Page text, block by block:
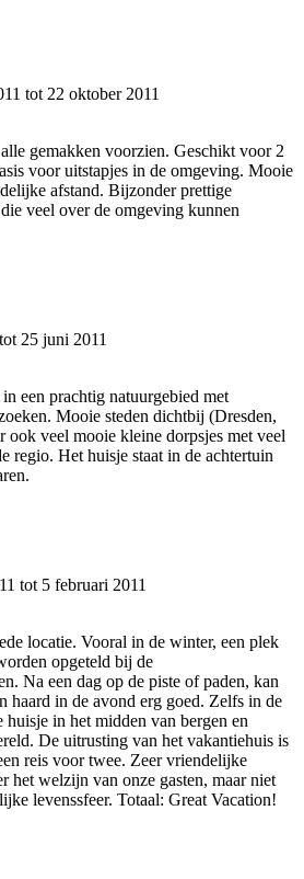
tot 22 oktober 2011
gemakken voorzien. Geschikt voor 2
voor uitstapjes in de omgeving. Mooie
afstand. Bijzonder prettige
veel over de omgeving kunnen
25 juni 2011
een prachtig natuurgebied met
Mooie steden dichtbij (Dresden,
ook veel mooie kleine dorpsjes met veel
regio. Het huisje staat in de achtertuin
tot 5 februari 2011
locatie. Vooral in de winter, een plek
opgeteld bij de
Na een dag op de piste of paden, kan
haard in de avond erg goed. Zelfs in de
huisje in het midden van bergen en
De uitrusting van het vakantiehuis is
reis voor twee. Zeer vriendelijke
het welzijn van onze gasten, maar niet
levenssfeer. Totaal: Great Vacation!